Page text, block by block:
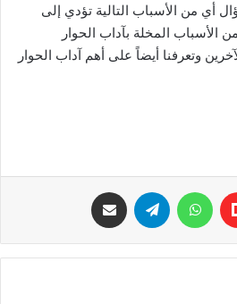
أي من الأسباب التالية تؤدي إلى
الأسباب المخلة بآداب الحوار
وتعرفنا أيضاً على أهم آداب الحوار
Flipboard واتساب تيلقرام